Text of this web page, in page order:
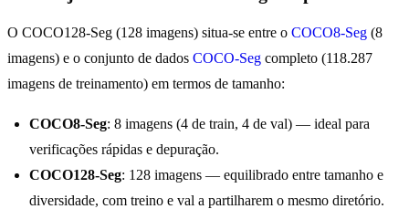
O COCO128-Seg (128 imagens) situa-se entre o COCO8-Seg (8
imagens) e o conjunto de dados COCO-Seg completo (118.287
imagens de treinamento) em termos de tamanho:
COCO8-Seg: 8 imagens (4 de train, 4 de val) — ideal para
verificações rápidas e depuração.
COCO128-Seg: 128 imagens — equilibrado entre tamanho e
diversidade, com treino e val a partilharem o mesmo diretório.